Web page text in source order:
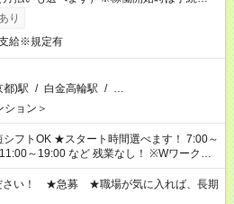
ります。
り
給※規定有
都)駅 / 白金高輪駅 / …
ション＞
間選べます！ 7:00～
19:00 など 残業なし！ ※Wワークの
わせ週40時間超の就業はご案内できませ
20時間以上勤務は社会保険への加入対象
遣法（日雇い派遣の原則禁止）により、
さい！ ★急募 ★職場が気に入れば、長期